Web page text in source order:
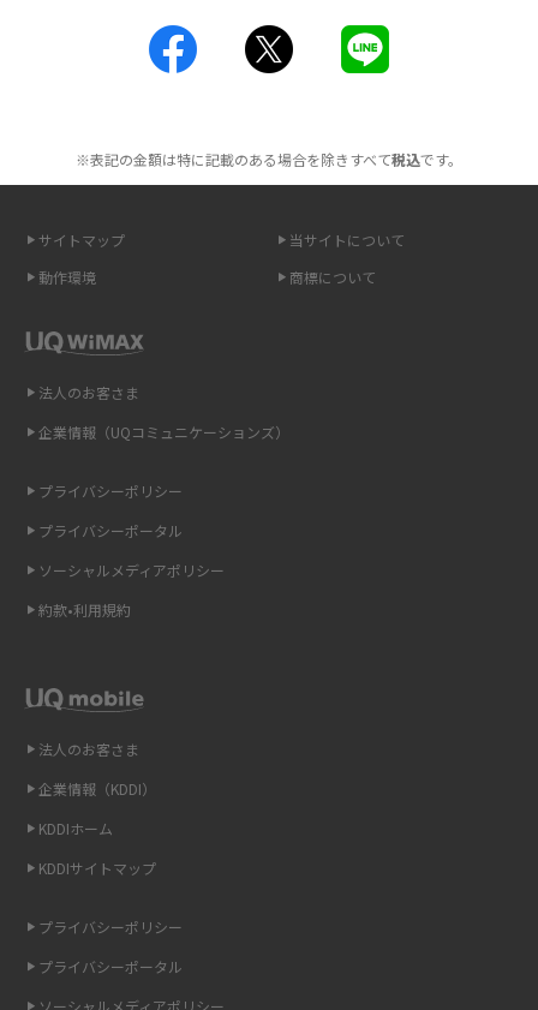
工事不要！置くだけWi-Fiの特徴は？メリット・デメリットや選び方を解説
無制限で利用できるポケット型Wi-Fiは？選び方や通信費を抑える方法も紹
ポケット型Wi-Fi（モバイルWi-Fi）とは？おススメする方の特徴や選び方を
即日受け取りできるポケット型Wi-Fiはある？すぐに使うための方法や注意
ONU（光回線終端装置）とは？モデム・ルーター・ホームゲートウェイと
ギガバイト（GB）とは？1GBの目安やギガが足りない時の対処法を紹介
Wi-Fi 6とは？Wi-Fi 5との違いやメリットと注意点、規格の種類も解説
Wi-Fiを自宅に設置する方法は？必要なことやポイントも紹介
光ファイバーとは？仕組みやメリット・デメリットを初心者向けにわかり
やすく解説
を解説
6Gとはどんな通信技術？Beyond 5Gや実用化の課題などを解説
※表記の金額は特に記載のある場合を除きすべて税込です。
サイトマップ
当サイトについて
動作環境
商標について
法人のお客さま
企業情報（KDDI）
KDDIホーム
KDDIサイトマップ
プライバシーポリシー
プライバシーポータル
法人のお客さま
企業情報（UQコミュニケーションズ）
プライバシーポリシー
プライバシーポータル
ソーシャルメディアポリシー
約款•利用規約